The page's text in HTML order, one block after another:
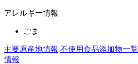
アレルギー情報
ごま
主要原産地情報 不使用食品添加物一覧
情報